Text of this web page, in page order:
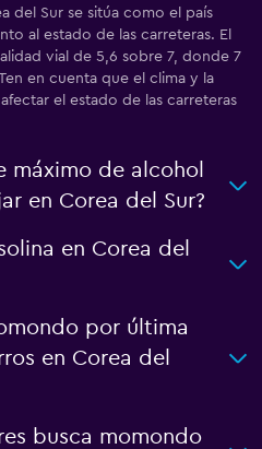
del Sur se sitúa como el país
al estado de las carreteras. El
vial de 5,6 sobre 7, donde 7
en cuenta que el clima y la
el estado de las carreteras
máximo de alcohol
en Corea del Sur?
en Corea del
por última
en Corea del
busca momondo